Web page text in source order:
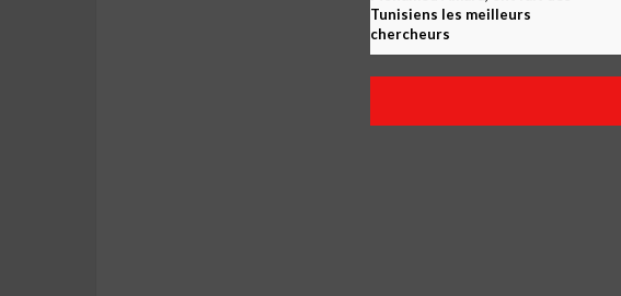
Tunisiens les meilleurs
chercheurs